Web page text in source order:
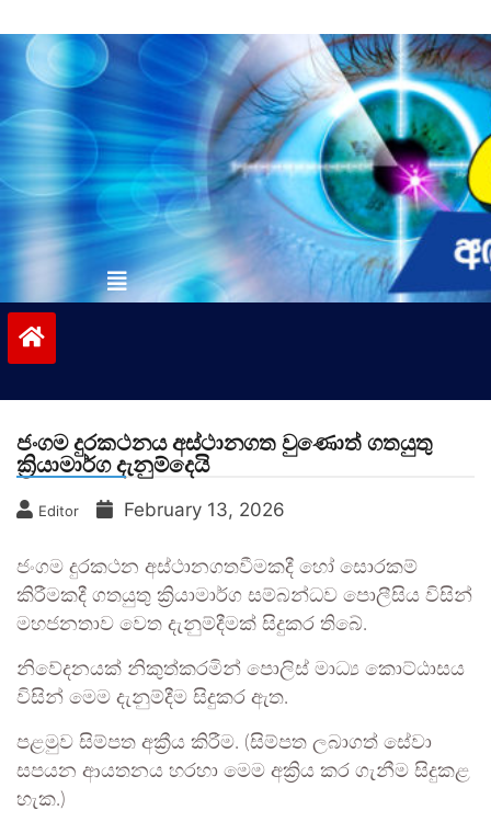
to
contentvinivida.lk
ජංගම දුරකථනය අස්ථානගත වුණොත් ගතයුතු
ක්‍රියාමාර්ග දැනුම්දෙයි
Editor February 13, 2026
ජංගම දුරකථන අස්ථානගතවීමකදී හෝ සොරකම්
කිරීමකදී ගතයුතු ක්‍රියාමාර්ග සම්බන්ධව පොලීසිය විසින්
මහජනතාව වෙත දැනුම්දීමක් සිදුකර තිබේ.
නිවේදනයක් නිකුත්කරමින් පොලිස් මාධ්‍ය කොට්ඨාසය
විසින් මෙම දැනුම්දීම සිදුකර ඇත.
පළමුව සිම්පත අක්‍රීය කිරීම. (සිම්පත ලබාගත් සේවා
සපයන ආයතනය හරහා මෙම අක්‍රිය කර ගැනීම සිදුකළ
හැක.)